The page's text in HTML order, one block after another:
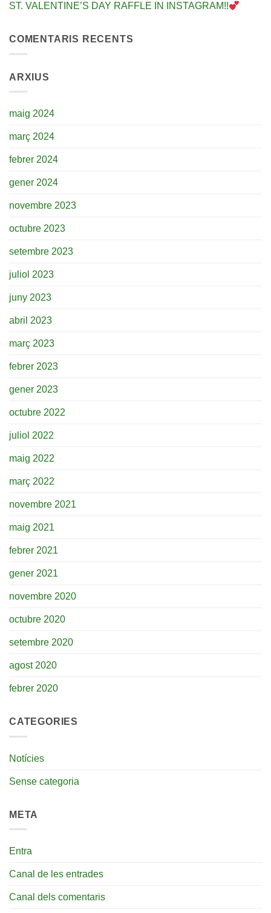
ST. VALENTINE’S DAY RAFFLE IN INSTAGRAM!!
COMENTARIS RECENTS
ARXIUS
maig 2024
març 2024
febrer 2024
gener 2024
novembre 2023
octubre 2023
setembre 2023
juliol 2023
juny 2023
abril 2023
març 2023
febrer 2023
gener 2023
octubre 2022
juliol 2022
maig 2022
març 2022
novembre 2021
maig 2021
febrer 2021
gener 2021
novembre 2020
octubre 2020
setembre 2020
agost 2020
febrer 2020
CATEGORIES
Notícies
Sense categoria
META
Entra
Canal de les entrades
Canal dels comentaris